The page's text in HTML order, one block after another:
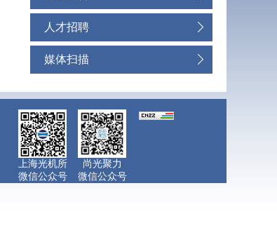
人才招聘
媒体扫描
上海光机所
微信公众号
尚光聚力
微信公众号